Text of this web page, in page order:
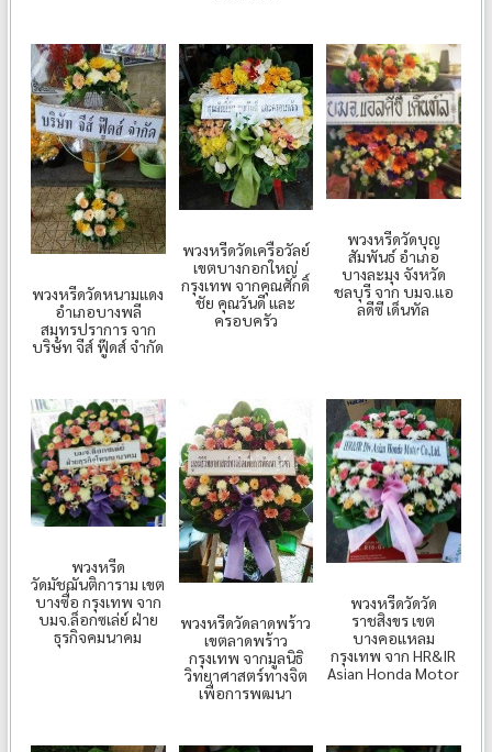
พวงหรีดวัดหนามแดง
อำเภอบางพลี
สมุทรปราการ จาก
บริษัท จีส์ ฟู๊ดส์ จำกัด
พวงหรีดวัดเครือวัลย์
เขตบางกอกใหญ่
กรุงเทพ จากคุณศักดิ์
ชัย คุณวันดี และ
ครอบครัว
พวงหรีดวัดบุญ
สัมพันธ์ อำเภอ
บางละมุง จังหวัด
ชลบุรี จาก บมจ.แอ
ลดีซี เด็นทัล
พวงหรีด
วัดมัชฌันติการาม เขต
บางซื่อ กรุงเทพ จาก
บมจ.ล็อกซเล่ย์ ฝ่าย
ธุรกิจคมนาคม
พวงหรีดวัดลาดพร้าว
เขตลาดพร้าว
กรุงเทพ จากมูลนิธิ
วิทยาศาสตร์ทางจิต
เพื่อการพฒนา
พวงหรีดวัดวัด
ราชสิงขร เขต
บางคอแหลม
กรุงเทพ จาก HR&IR
Asian Honda Motor